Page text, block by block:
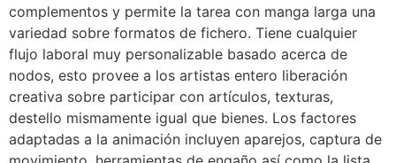
complementos y permite la tarea con manga larga una
variedad sobre formatos de fichero. Tiene cualquier
flujo laboral muy personalizable basado acerca de
nodos, esto provee a los artistas entero liberación
creativa sobre participar con artículos, texturas,
destello mismamente­ igual que bienes. Los factores
adaptadas a la animación incluyen aparejos, captura de